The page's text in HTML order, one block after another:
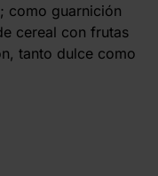
como guarnición
cereal con frutas
tanto dulce como